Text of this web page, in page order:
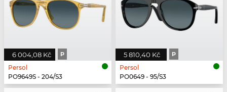
6 004,08 Kč P
Persol
PO9649S - 204/S3
5 810,40 Kč P
Persol
PO0649 - 95/S3